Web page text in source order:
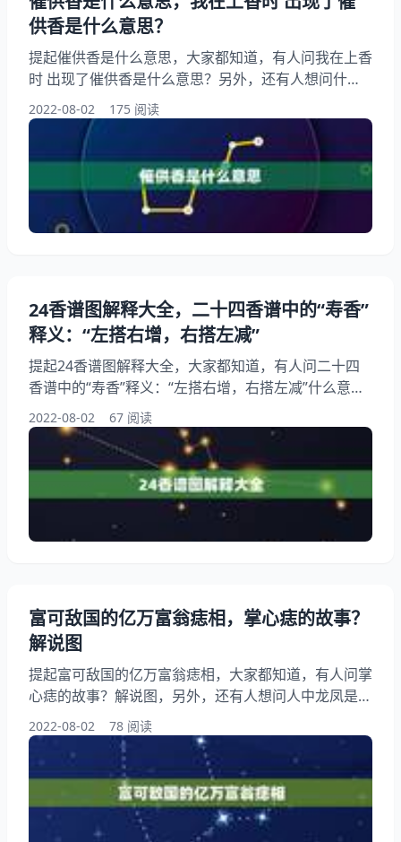
供香是什么意思？
提起催供香是什么意思，大家都知道，有人问我在上香
时 出现了催供香是什么意思？另外，还有人想问什么
样人能烧出催供香，你知道这是怎么回事？其实崔丹香
是啥意思，下面就一起来看看我在上香时 出现了催供
香是什么意思？希望能够帮助到大家！ 催供香是什么
意思 1、我在上香时 出现了催供香是什么意思？ 我在
上香时出现了催供香是什么意思催供香就是想找的非女
性烧出催供香意味着什么。 2、什么样人能烧出催供香
2022-08-02 175 阅读
24香谱图解释大全，二十四香谱中的“寿香”
释义：“左搭右增，右搭左减”
提起24香谱图解释大全，大家都知道，有人问二十四
香谱中的“寿香”释义：“左搭右增，右搭左减”什么意
思？另外，还有人想问二十四香谱，图上没有显示谁搭
了谁呀，左搭右右搭左指的是什么呀？ 然后中间空出
来的那一段空白是什么意，你知道这是怎么回事？其实
五根香24香谱，下面就一起来看看二十四香谱中的“寿
香”释义：“左搭右增，右搭左减”什么意思？希望能够
帮助到大家！ 24香谱图解释大全 1
2022-08-02 67 阅读
富可敌国的亿万富翁痣相，掌心痣的故事？
解说图
提起富可敌国的亿万富翁痣相，大家都知道，有人问掌
心痣的故事？解说图，另外，还有人想问人中龙凤是什
么意思，你知道这是怎么回事？其实男人的巨富痣和大
富痣能注定发大财吗?下面就一起来看看掌心痣的故
事？解说图，希望能够帮助到大家！ 富可敌国的亿万
富翁痣相 1、掌心痣的故事？解说图 手中有痣，可惜
只是前世留下号，而没有关于那人那情的记忆。闲时，
把手掌向上，看着那粒痣，想着不知何年何月时有了它
2022-08-02 78 阅读